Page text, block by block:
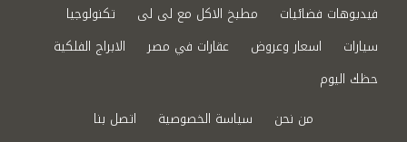
فيديوهات فضائيات
مطبخ الاكل مع لى لى
تكنولوجيا
سيارات
اسعار وعروض عقارات في مصر
الابراج الفلكية
حظك اليوم
من نحن
سياسة الخصوصية اتصل بنا